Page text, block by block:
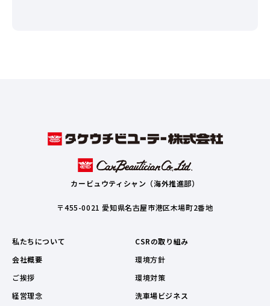
カービュウティシャン（海外推進部）
〒455-0021 愛知県名古屋市港区木場町2番地
私たちについて
会社概要
ご挨拶
経営理念
CSRの取り組み
環境方針
環境対策
洗車場ビジネス